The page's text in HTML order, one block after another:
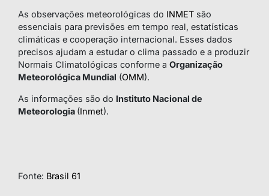
As observações meteorológicas do INMET são
essenciais para previsões em tempo real, estatísticas
climáticas e cooperação internacional. Esses dados
precisos ajudam a estudar o clima passado e a produzir
Normais Climatológicas conforme a Organização
Meteorológica Mundial (OMM).
As informações são do Instituto Nacional de
Meteorologia (Inmet).
Fonte: Brasil 61